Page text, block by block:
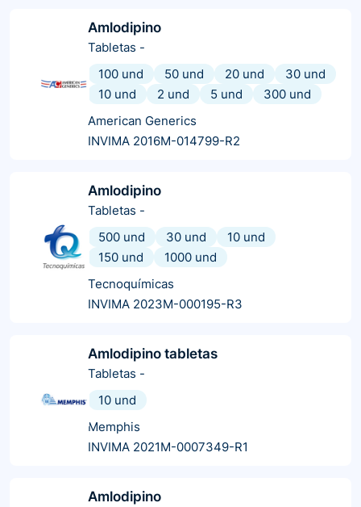
Amlodipino
Tabletas -
100 und
50 und 20 und
30 und
10 und
2 und 5 und
300 und
American Generics
INVIMA 2016M-014799-R2
Amlodipino
Tabletas -
500 und
30 und
10 und
150 und
1000 und
Tecnoquímicas
INVIMA 2023M-000195-R3
Amlodipino tabletas
Tabletas -
10 und
Memphis
INVIMA 2021M-0007349-R1
Amlodipino